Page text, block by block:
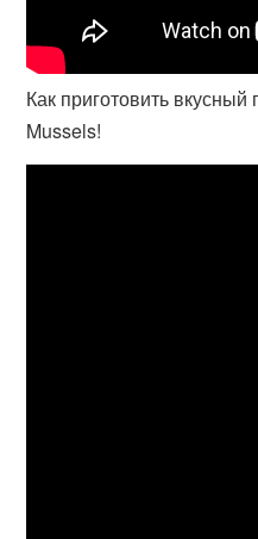
Как приготовить
Mussels!